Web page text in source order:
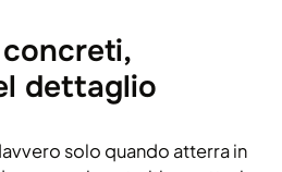
dettaglio
solo quando atterra in